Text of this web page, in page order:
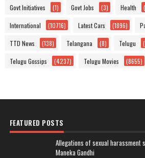
Govt Initiatives (1) Govt Jobs (3) Health
International (10716) Latest Cars (1896)
TTD News (138) Telangana (8) Telugu
Telugu Gossips (4237) Telugu Movies (8655)
FEATURED POSTS
Allegations of sexual harassment
Maneka Gandhi